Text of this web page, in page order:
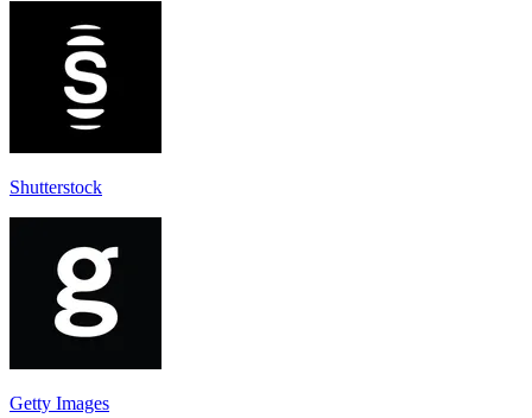
Shutterstock
Getty Images